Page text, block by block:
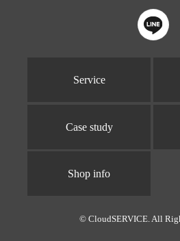
Service
Case study
Shop info
© CloudSERVICE. All